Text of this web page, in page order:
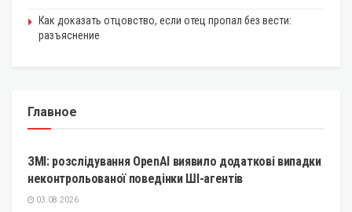
Как доказать отцовство, если отец пропал без вести:
разъяснение
Главное
КРИПТОВАЛЮТА
ЗМІ: розслідування OpenAI виявило додаткові випадки
неконтрольованої поведінки ШІ-агентів
03.08.2026